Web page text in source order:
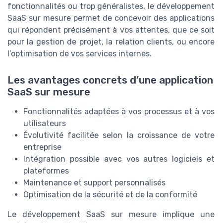
fonctionnalités ou trop généralistes, le développement
SaaS sur mesure permet de concevoir des applications
qui répondent précisément à vos attentes, que ce soit
pour la gestion de projet, la relation clients, ou encore
l’optimisation de vos services internes.
Les avantages concrets d’une application
SaaS sur mesure
Fonctionnalités adaptées à vos processus et à vos
utilisateurs
Évolutivité facilitée selon la croissance de votre
entreprise
Intégration possible avec vos autres logiciels et
plateformes
Maintenance et support personnalisés
Optimisation de la sécurité et de la conformité
Le développement SaaS sur mesure implique une